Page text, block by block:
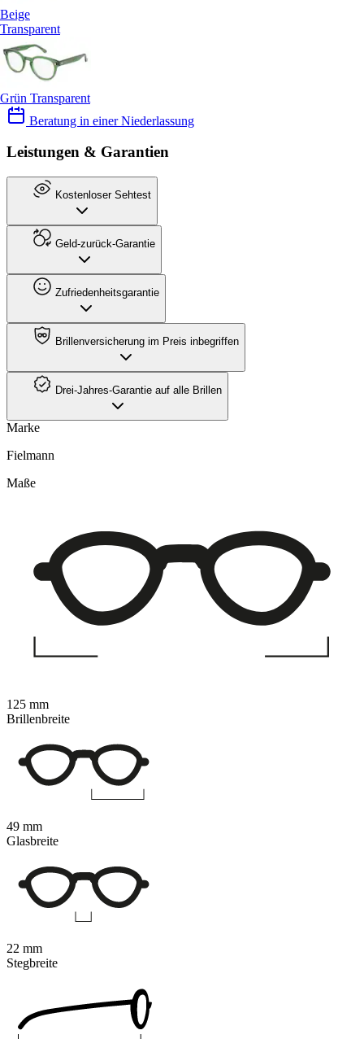
Beige
Transparent
Grün Transparent
Beratung in einer Niederlassung
Leistungen & Garantien
Kostenloser Sehtest
Geld-zurück-Garantie
Zufriedenheitsgarantie
Brillenversicherung im Preis inbegriffen
Drei-Jahres-Garantie auf alle Brillen
Marke
Fielmann
Maße
125 mm
Brillenbreite
49 mm
Glasbreite
22 mm
Stegbreite